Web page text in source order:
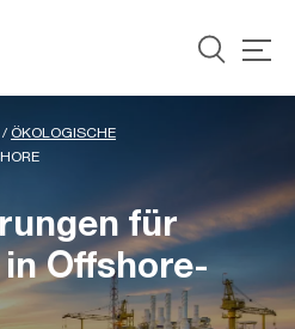
/ ÖKOLOGISCHE
für
Offshore-